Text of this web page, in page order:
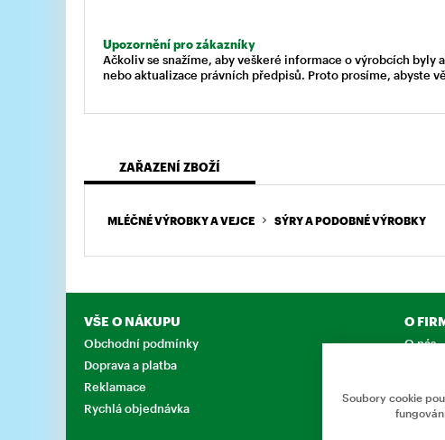
Upozornění pro zákazníky
Ačkoliv se snažíme, aby veškeré informace o výrobcích
nebo aktualizace právních předpisů. Proto prosíme, abyste
ZAŘAZENÍ ZBOŽÍ
MLÉČNÉ VÝROBKY A VEJCE SÝRY A PODOBNÉ VÝROBKY
VŠE O NÁKUPU
Obchodní podmínky
Doprava a platba
Reklamace
Rychlá objednávka
O
O nás
Soubory cookie